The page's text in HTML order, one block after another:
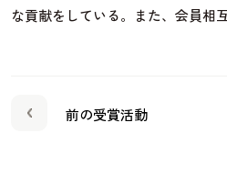
な貢献をしている。また、会員相
前の受賞活動